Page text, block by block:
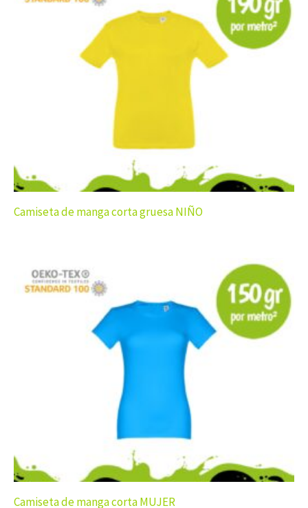
Camiseta de manga corta gruesa NIÑO
Camiseta de manga corta MUJER